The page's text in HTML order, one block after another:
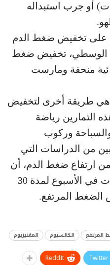
أو جرب استبداله
على تخفيض ضغط الدم
الوسطي، تخفيض ضغط
منحفة ومارست
هي طريقة أخرى لتخفيض
التمارين رياضة
وركوب
من الدراسات التي
ارتفاع ضغط الدم، أن
ممارسة الرياضة ثلاث مرات في الأسبوع لمدة 30
المرتفع الكالسيوم المغنيزيوم
Twitter
ReddIt